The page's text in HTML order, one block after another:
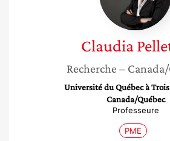
Claudia
Recherche –
Université du Québec à
Canada/Québec
Professeure
PME